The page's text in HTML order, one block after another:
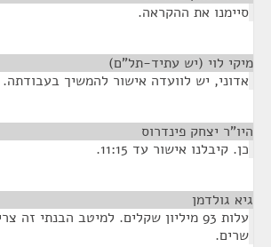
סיימנו את ההקראה.
מיקי לוי (יש עתיד-תל"ם)
אדוני, יש לוועדה אישור להמשיך בעבודתה.
היו"ר יצחק פינדרוס
כן. קיבלנו אישור עד 11:15.
גיא גולדמן
עלות 93 מיליון שקלים. למיטב הבנתי זה
שרים.